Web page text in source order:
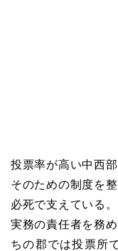
投票率が高い中西
そのための制度を
必死で支えている
実務の責任者を務
ちの郡では投票所